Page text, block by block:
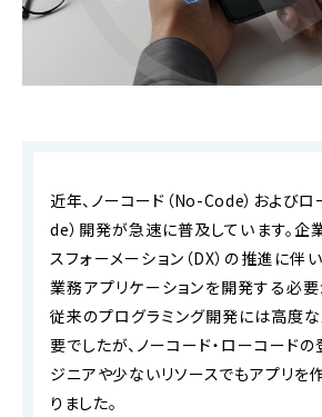
近年、ノーコード（No-Code）および
de）開発が急速に普及しています。企
スフォーメーション（DX）の推進に伴
業務アプリケーションを開発する必要
従来のプログラミング開発には高度
要でしたが、ノーコード・ローコードの
ジニアや少ないリソースでもアプリを
りました。